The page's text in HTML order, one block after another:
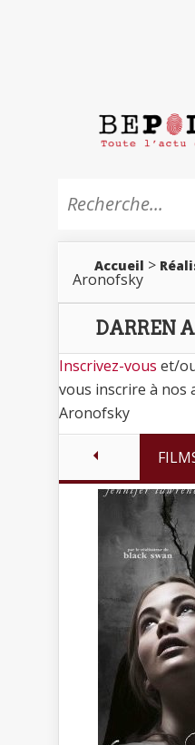
Accueil >
Aronofsky
DARREN
Inscrivez-vous et/
vous inscrire à nos
Aronofsky